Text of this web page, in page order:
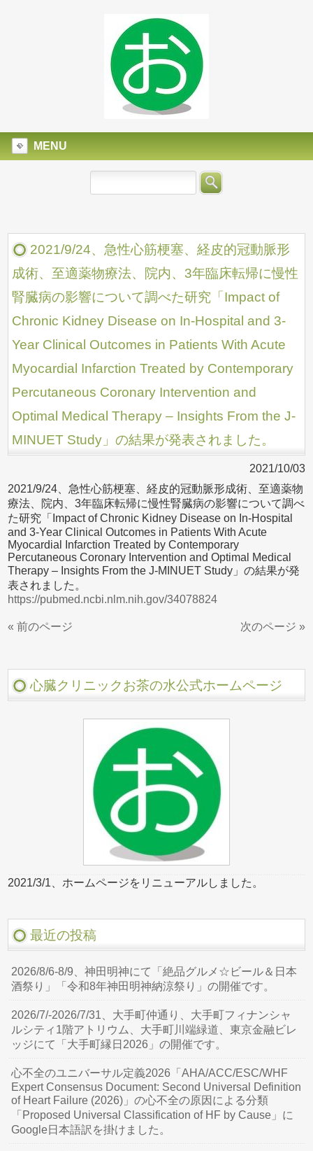
MENU
2021/9/24、急性心筋梗塞、経皮的冠動脈形
成術、至適薬物療法、院内、3年臨床転帰に慢性
腎臓病の影響について調べた研究「Impact of
Chronic Kidney Disease on In-Hospital and 3-
Year Clinical Outcomes in Patients With Acute
Myocardial Infarction Treated by Contemporary
Percutaneous Coronary Intervention and
Optimal Medical Therapy – Insights From the J-
MINUET Study」の結果が発表されました。
2021/10/03
2021/9/24、急性心筋梗塞、経皮的冠動脈形成術、至適薬物
療法、院内、3年臨床転帰に慢性腎臓病の影響について調べ
た研究「Impact of Chronic Kidney Disease on In-Hospital
and 3-Year Clinical Outcomes in Patients With Acute
Myocardial Infarction Treated by Contemporary
Percutaneous Coronary Intervention and Optimal Medical
Therapy – Insights From the J-MINUET Study」の結果が発
表されました。
https://pubmed.ncbi.nlm.nih.gov/34078824
« 前のページ 次のページ »
心臓クリニックお茶の水公式ホームページ
2021/3/1、ホームページをリニューアルしました。
最近の投稿
2026/8/6-8/9、神田明神にて「絶品グルメ☆ビール＆日本
酒祭り」「令和8年神田明神納涼祭り」の開催です。
2026/7/-2026/7/31、大手町仲通り、大手町フィナンシャ
ルシティ1階アトリウム、大手町川端緑道、東京金融ビレ
ッジにて「大手町縁日2026」の開催です。
心不全のユニバーサル定義2026「AHA/ACC/ESC/WHF
Expert Consensus Document: Second Universal Definition
of Heart Failure (2026)」の心不全の原因による分類
「Proposed Universal Classification of HF by Cause」に
Google日本語訳を掛けました。